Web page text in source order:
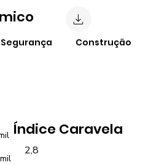
Índice Caravela
2,8
Construção